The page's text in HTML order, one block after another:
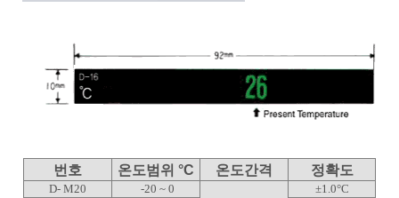
번호 온도범위 °C 온도간격 정확도
D- M20 -20 ~ 0
±1.0°C